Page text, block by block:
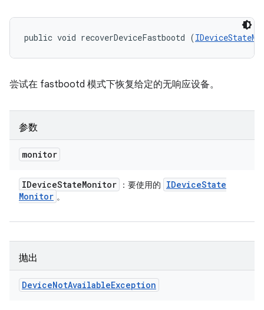
public void recoverDeviceFastbootd (
尝试在 fastbootd 模式下恢复给定的无响应设备。
参数
monitor
IDeviceStateMonitor ：要使用的 IDeviceState
Monitor 。
抛出
DeviceNotAvailableException